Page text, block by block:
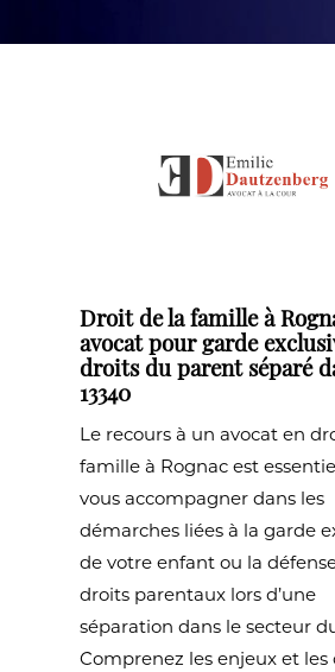
Droit de la famille à
avocat pour garde
droits du parent séparé
13340
Le recours à un avocat en
famille à Rognac est
vous accompagner dans les
démarches liées à la garde
de votre enfant ou la
droits parentaux lors d’une
séparation dans le secteur
Comprenez les enjeux et les